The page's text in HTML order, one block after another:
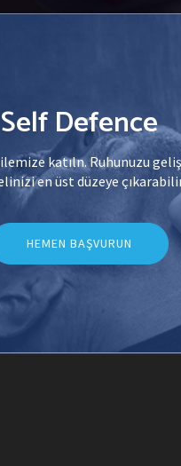
Self Defence
katıln. Ruhunuzu
en üst düzeye
HEMEN BAŞVURUN